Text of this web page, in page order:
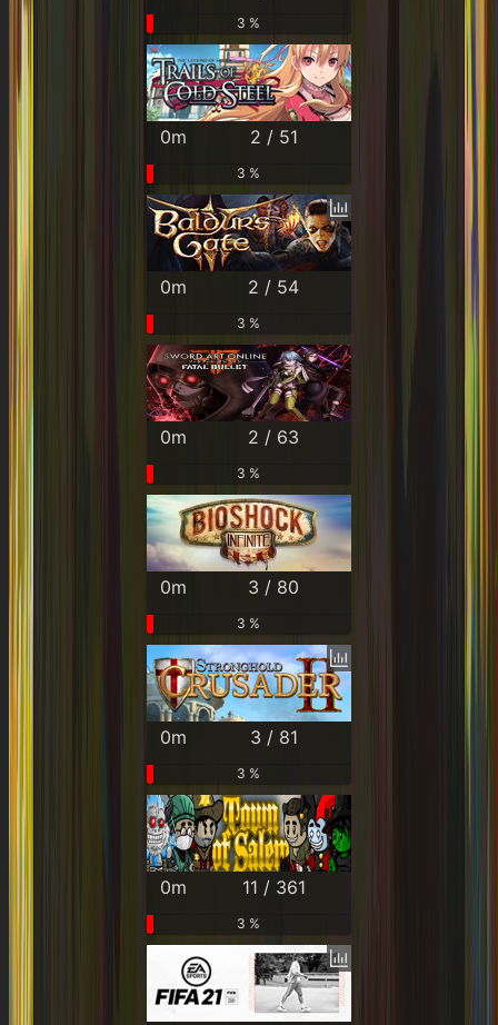
3 %
0m 2 / 51
3 %
0m 2 / 54
3 %
0m 2 / 63
3 %
0m 3 / 80
3 %
0m 3 / 81
3 %
0m 11 / 361
3 %